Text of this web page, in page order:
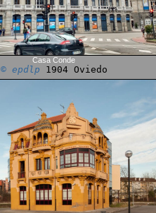
Casa Conde
© epdlp 1904 Oviedo